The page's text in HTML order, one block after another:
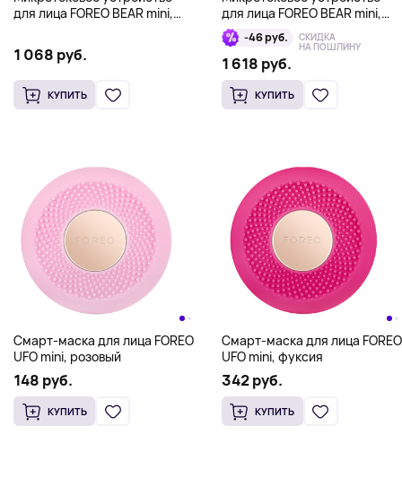
для лица FOREO BEAR mini,
1 068 руб.
КУПИТЬ
для лица FOREO BEAR mini,
розовый-46 руб. СКИДКА
НА ПОШЛИНУ
1 618 руб.
КУПИТЬ
Смарт-маска для лица FOREO
UFO mini, розовый
148 руб.
КУПИТЬ
Смарт-маска для лица FOREO
UFO mini, фуксия
342 руб.
КУПИТЬ